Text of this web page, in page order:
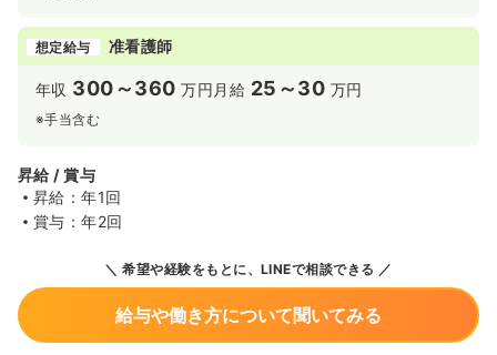
想定給与 准看護師
年収 300～360 万円 月給 25～30 万円
※手当含む
昇給 / 賞与
昇給：年1回
賞与：年2回
希望や経験をもとに、LINEで相談できる
給与や働き方について聞いてみる